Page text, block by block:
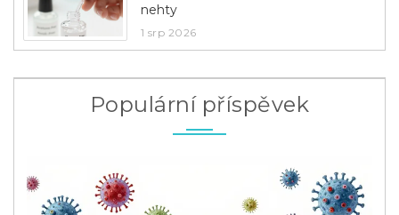
nehty
1 srp 2026
Populární příspěvek